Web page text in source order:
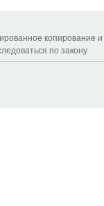
копирование и
по закону